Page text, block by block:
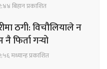
बिहान प्रकाशित
ठगी: विचौलियाले न
फिर्ता गर्‍यो
मध्यान्ह प्रकाशित